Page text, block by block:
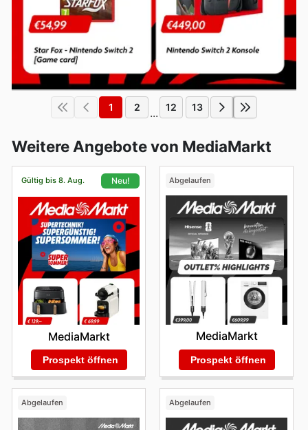
1 2 ... 12 13
Weitere Angebote von MediaMarkt
Gültig bis 8. Aug. Neu!
MediaMarkt
Prospekt öffnen
Abgelaufen
MediaMarkt
Prospekt öffnen
Abgelaufen Abgelaufen